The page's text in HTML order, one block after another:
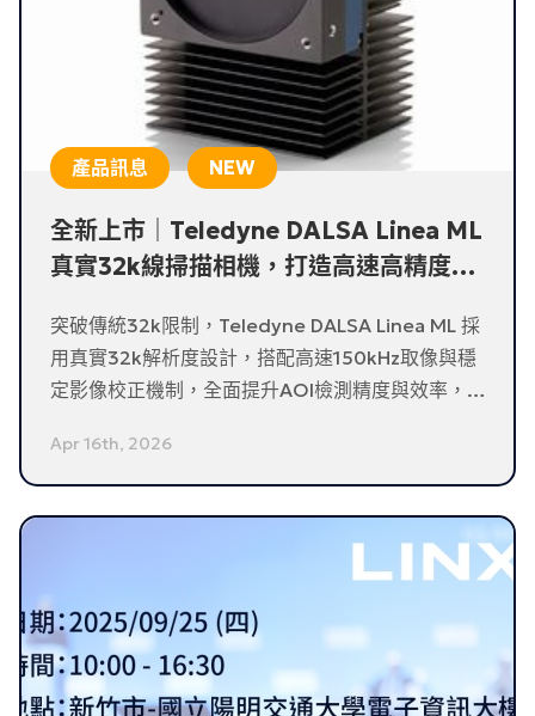
產品訊息
全新上市｜Teledyne DALSA Linea ML
真實32k線掃描相機，打造高速高精度檢
突破傳統32k限制，Teledyne DALSA Linea ML 採
用真實32k解析度設計，搭配高速150kHz取像與穩
定影像校正機制，全面提升AOI檢測精度與效率，為
質。
Apr 16th, 2026